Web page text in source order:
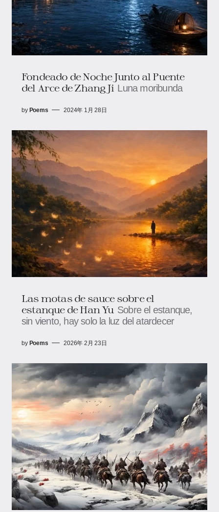
Fondeado de Noche Junto al Puente
del Arce de Zhang Ji Luna moribunda
by Poems 2024年 1月 28日
Las motas de sauce sobre el
estanque de Han Yu Sobre el estanque,
sin viento, hay solo la luz del atardecer
by Poems 2026年 2月 23日